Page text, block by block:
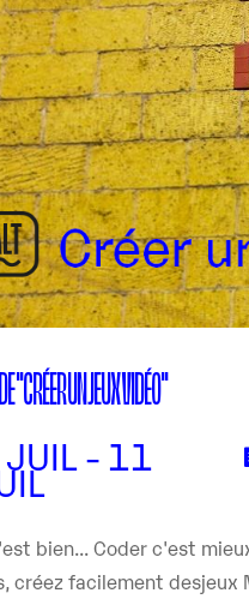
"CRÉER UN JEUX VIDÉO"
- 11
bien... Coder c'est
créez facilement desjeux